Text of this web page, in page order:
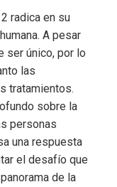
radica en su
A pesar
ser único, por lo
las
tratamientos.
sobre la
personas
una respuesta
el desafío que
de la